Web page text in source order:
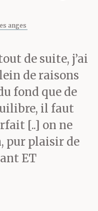
anges
de suite, j’ai
de raisons
fond que de
il faut
[..] on ne
pur plaisir de
ET